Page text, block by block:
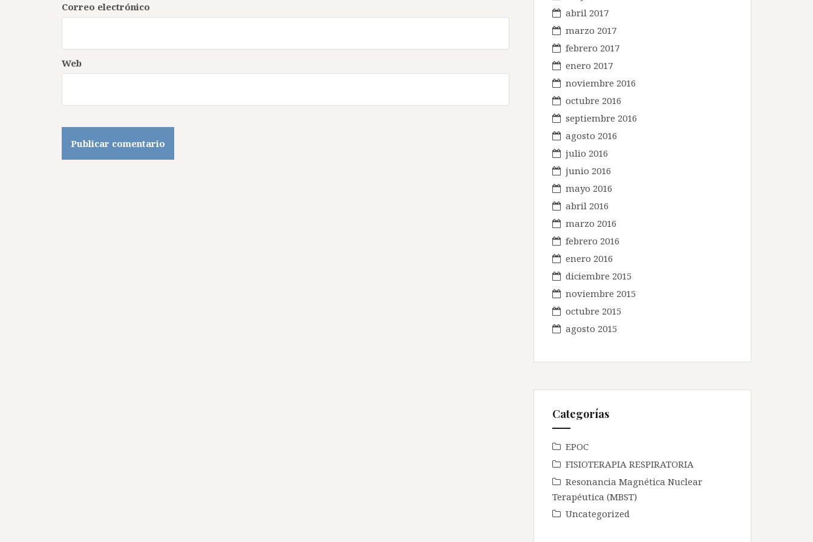
Correo electrónico
Web
abril 2017
marzo 2017
febrero 2017
enero 2017
noviembre 2016
octubre 2016
septiembre 2016
agosto 2016
julio 2016
junio 2016
mayo 2016
abril 2016
marzo 2016
febrero 2016
enero 2016
diciembre 2015
noviembre 2015
octubre 2015
agosto 2015
Categorías
EPOC
FISIOTERAPIA RESPIRATORIA
Resonancia Magnética Nuclear
Terapéutica (MBST)
Uncategorized